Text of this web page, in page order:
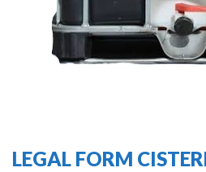
LEGAL FORM